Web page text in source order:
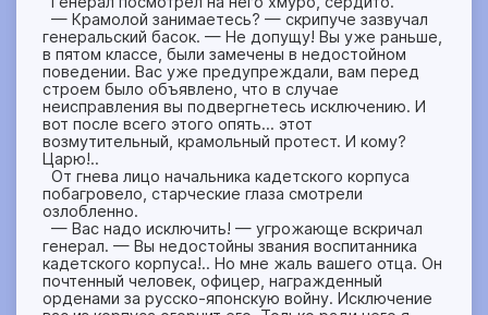
— Крамолой занимаетесь? — скрипуче зазвучал
генеральский басок. — Не допущу! Вы уже раньше,
в пятом классе, были замечены в недостойном
поведении. Вас уже предупреждали, вам перед
строем было объявлено, что в случае
неисправления вы подвергнетесь исключению. И
вот после всего этого опять… этот
возмутительный, крамольный протест. И кому?
Царю!..
От гнева лицо начальника кадетского корпуса
побагровело, старческие глаза смотрели
озлобленно.
— Вас надо исключить! — угрожающе вскричал
генерал. — Вы недостойны звания воспитанника
кадетского корпуса!.. Но мне жаль вашего отца. Он
почтенный человек, офицер, награжденный
орденами за русско-японскую войну. Исключение